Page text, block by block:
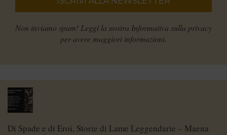
Non inviamo spam! Leggi la nostra Informativa sulla privacy
per avere maggiori informazioni.
Di Spade e di Eroi, Storie di Lame Leggendarie – Maena